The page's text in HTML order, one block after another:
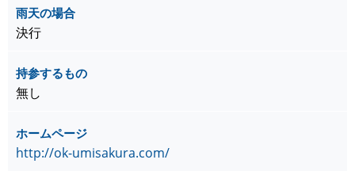
雨天の場合
決行
持参するもの
無し
ホームページ
http://ok-umisakura.com/